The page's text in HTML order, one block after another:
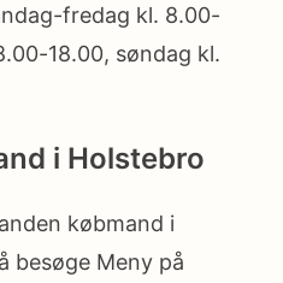
fredag kl. 8.00-
18.00, søndag kl.
i Holstebro
købmand i
besøge Meny på